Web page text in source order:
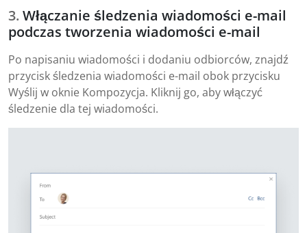
Włączanie śledzenia wiadomości e-mail
podczas tworzenia wiadomości e-mail
Po napisaniu wiadomości i dodaniu odbiorców, znajdź
przycisk śledzenia wiadomości e-mail obok przycisku
Wyślij w oknie Kompozycja. Kliknij go, aby włączyć
śledzenie dla tej wiadomości.